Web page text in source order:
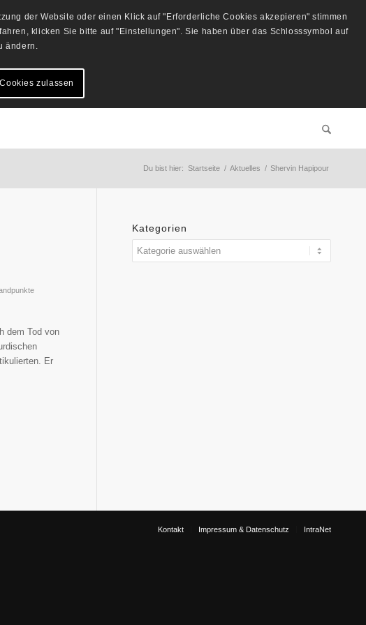
Du bist hier: Startseite / Aktuelles / Shervin Hapipour
dem Tod von
Er
Kategorien
Kategorien
Kontakt Impressum & Datenschutz IntraNet
der Website oder einen Klick auf "Erforderliche Cookies akzepieren" stimmen
klicken Sie bitte auf "Einstellungen". Sie haben über das Schlosssymbol auf
ändern.
zulassen